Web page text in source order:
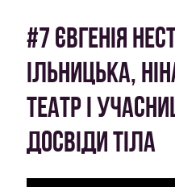
#7 ЄВГЕНІЯ
ІЛЬНИЦЬКА,
ТЕАТР І
ДОСВІДИ ТІЛА